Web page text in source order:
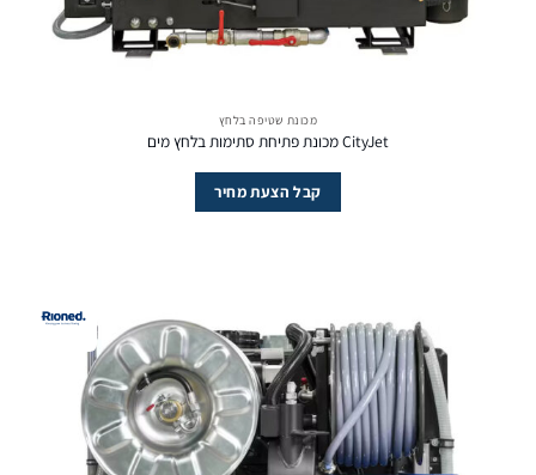
מכונת שטיפה בלחץ
CityJet מכונת פתיחת סתימות בלחץ מים
קבל הצעת מחיר